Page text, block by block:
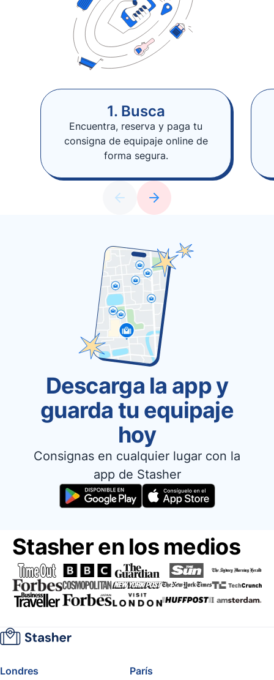
1. Busca
Encuentra, reserva y paga tu
consigna de equipaje online de
forma segura.
Descarga la app y
guarda tu equipaje
hoy
Consignas en cualquier lugar con la
app de Stasher
Stasher en los medios
Londres
París